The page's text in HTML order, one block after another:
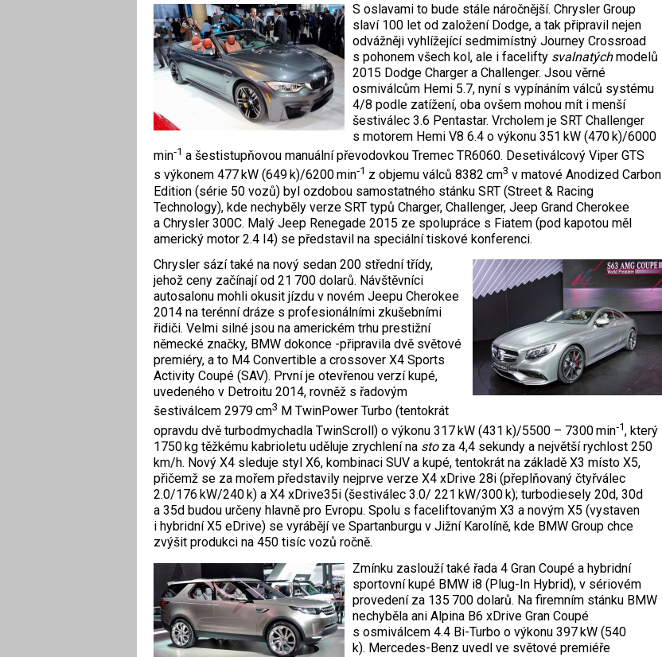
S oslavami to bude stále náročnější. Chrysler Group
slaví 100 let od založení Dodge, a tak připravil nejen
odvážněji vyhlížející sedmimístný Journey Crossroad
s pohonem všech kol, ale i facelifty svalnatýchmodelů
2015 Dodge Charger a Challenger. Jsou věrné
osmiválcům Hemi 5.7, nyní s vypínáním válců systému
4/8 podle zatížení, oba ovšem mohou mít i menší
šestiválec 3.6 Pentastar. Vrcholem je SRT Challenger
s motorem Hemi V8 6.4 o výkonu 351 kW (470 k)/6000
min‑1 a šestistupňovou manuální převodovkou Tremec TR6060. Desetiválcový Viper GTS
s výkonem 477 kW (649 k)/6200 min‑1 z objemu válců 8382 cm3 v matové Anodized Carbon
Edition (série 50 vozů) byl ozdobou samostatného stánku SRT (Street & Racing
Technology), kde nechyběly verze SRT typů Charger, Challenger, Jeep Grand Cherokee
a Chrysler 300C. Malý Jeep Renegade 2015 ze spolupráce s Fiatem (pod kapotou měl
americký motor 2.4 I4) se představil na speciální tiskové konferenci.
Chrysler sází také na nový sedan 200 střední třídy,
jehož ceny začínají od 21 700 dolarů. Návštěvníci
autosalonu mohli okusit jízdu v novém Jeepu Cherokee
2014 na terénní dráze s profesionálními zkušebními
řidiči. Velmi silné jsou na americkém trhu prestižní
německé značky, BMW dokonce -připravila dvě světové
premiéry, a to M4 Convertible a crossover X4 Sports
Activity Coupé (SAV). První je otevřenou verzí kupé,
uvedeného v Detroitu 2014, rovněž s řadovým
šestiválcem 2979 cm3 M TwinPower Turbo (tentokrát
opravdu dvě turbodmychadla TwinScroll) o výkonu 317 kW (431 k)/5500 – 7300 min‑1, který
1750 kg těžkému kabrioletu uděluje zrychlení na sto za 4,4 sekundy a největší rychlost 250
km/h. Nový X4 sleduje styl X6, kombinaci SUV a kupé, tentokrát na základě X3 místo X5,
přičemž se za mořem představily nejprve verze X4 xDrive 28i (přeplňovaný čtyřválec
2.0/176 kW/240 k) a X4 xDrive35i (šestiválec 3.0/ 221 kW/300 k); turbodiesely 20d, 30d
a 35d budou určeny hlavně pro Evropu. Spolu s faceliftovaným X3 a novým X5 (vystaven
i hybridní X5 eDrive) se vyrábějí ve Spartanburgu v Jižní Karolíně, kde BMW Group chce
zvýšit produkci na 450 tisíc vozů ročně.
Zmínku zaslouží také řada 4 Gran Coupé a hybridní
sportovní kupé BMW i8 (Plug-In Hybrid), v sériovém
provedení za 135 700 dolarů. Na firemním stánku BMW
nechyběla ani Alpina B6 xDrive Gran Coupé
s osmiválcem 4.4 Bi-Turbo o výkonu 397 kW (540
k). Mercedes-Benz uvedl ve světové premiéře